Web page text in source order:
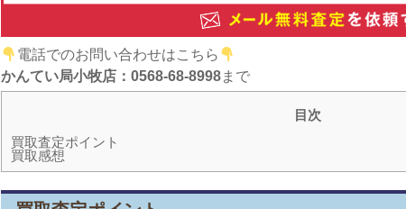
電話でのお問い合わせはこちら
かんてい局小牧店：0568-68-8998まで
目次
買取査定ポイント
買取感想